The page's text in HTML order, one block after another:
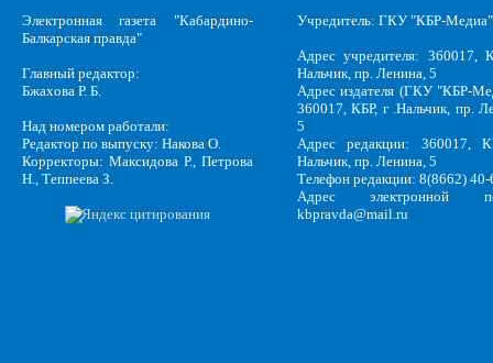
Электронная газета "Кабардино-
Балкарская правда"
Главный редактор:
Бжахова Р. Б.
Над номером работали:
Редактор по выпуску: Накова О.
Корректоры: Максидова Р., Петрова
Н., Теппеева З.
Учредитель: ГКУ "КБР-Медиа"
Адрес учредителя: 360017,
Нальчик, пр. Ленина, 5
Адрес издателя (ГКУ "КБР-
360017, КБР, г .Нальчик, пр.
5
Адрес редакции: 360017,
Нальчик, пр. Ленина, 5
Телефон редакции: 8(8662)
Адрес электронной
kbpravda@mail.ru